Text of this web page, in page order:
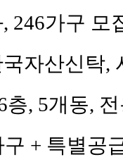
246가구
자산신탁,
층, 5개동,
+ 특별공